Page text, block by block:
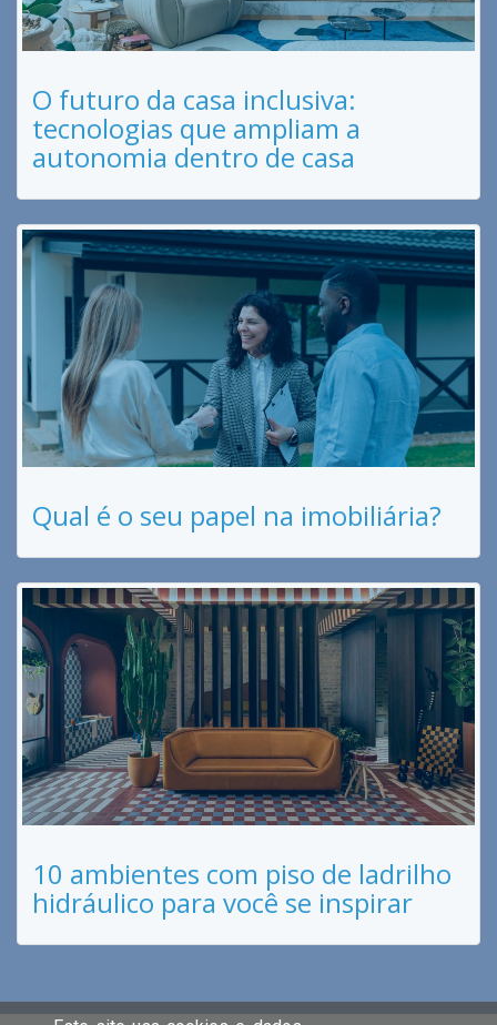
O futuro da casa inclusiva:
tecnologias que ampliam a
autonomia dentro de casa
Qual é o seu papel na imobiliária?
10 ambientes com piso de ladrilho
hidráulico para você se inspirar